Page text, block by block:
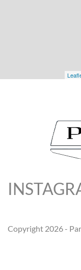
Copyright 2026 -